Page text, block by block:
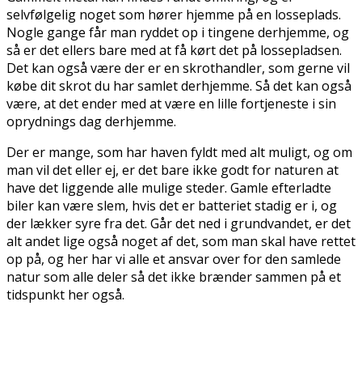
selvfølgelig noget som hører hjemme på en losseplads.
Nogle gange får man ryddet op i tingene derhjemme, og
så er det ellers bare med at få kørt det på lossepladsen.
Det kan også være der er en skrothandler, som gerne vil
købe dit skrot du har samlet derhjemme. Så det kan også
være, at det ender med at være en lille fortjeneste i sin
oprydnings dag derhjemme.
Der er mange, som har haven fyldt med alt muligt, og om
man vil det eller ej, er det bare ikke godt for naturen at
have det liggende alle mulige steder. Gamle efterladte
biler kan være slem, hvis det er batteriet stadig er i, og
der lækker syre fra det. Går det ned i grundvandet, er det
alt andet lige også noget af det, som man skal have rettet
op på, og her har vi alle et ansvar over for den samlede
natur som alle deler så det ikke brænder sammen på et
tidspunkt her også.